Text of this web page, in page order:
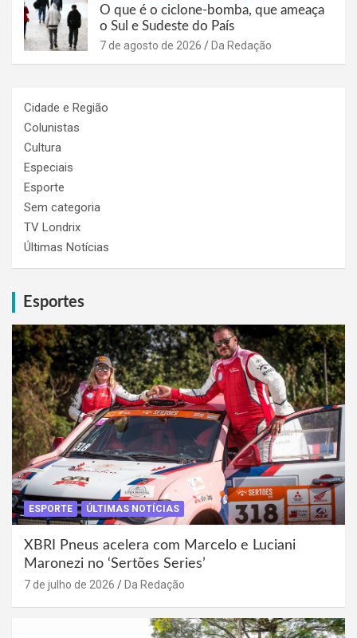
O que é o ciclone-bomba, que ameaça
o Sul e Sudeste do País
7 de agosto de 2026 Da Redação
Cidade e Região
Colunistas
Cultura
Especiais
Esporte
Sem categoria
TV Londrix
Últimas Notícias
Esportes
ESPORTE ÚLTIMAS NOTÍCIAS
XBRI Pneus acelera com Marcelo e Luciani
Maronezi no ‘Sertões Series’
7 de julho de 2026 Da Redação